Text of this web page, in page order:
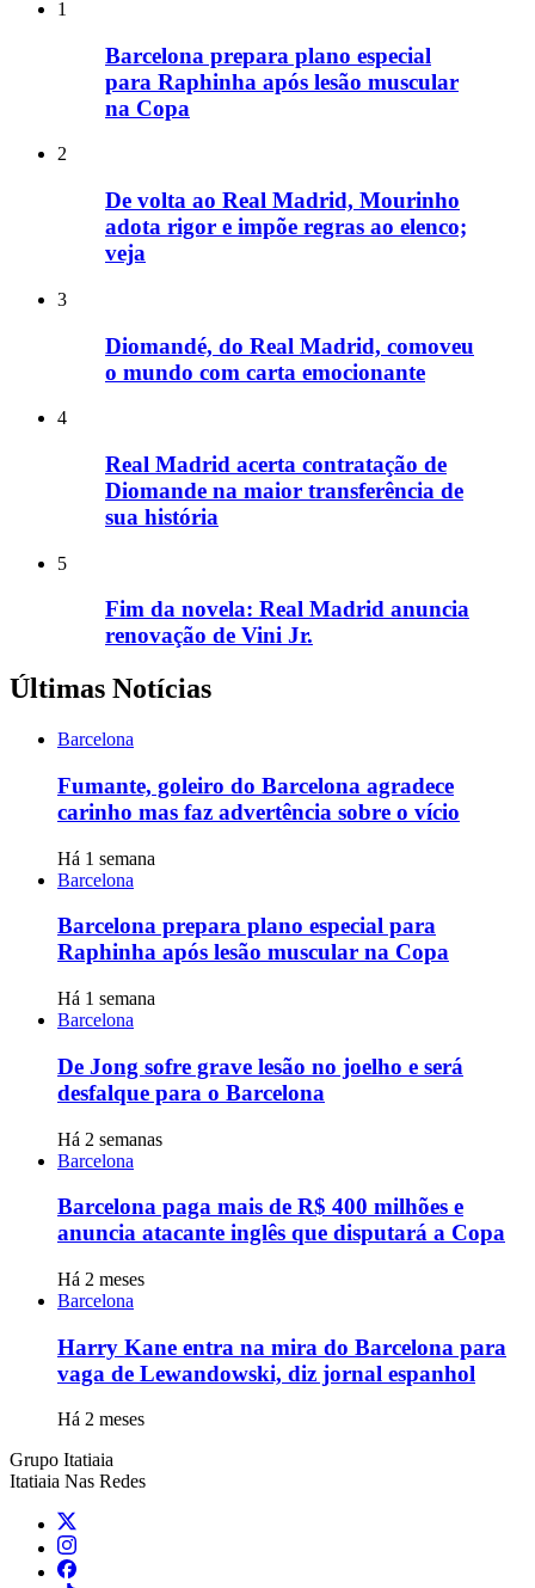
1
Barcelona prepara plano especial
para Raphinha após lesão muscular
na Copa
2
De volta ao Real Madrid, Mourinho
adota rigor e impõe regras ao elenco;
veja
3
Diomandé, do Real Madrid, comoveu
o mundo com carta emocionante
4
Real Madrid acerta contratação de
Diomande na maior transferência de
sua história
5
Fim da novela: Real Madrid anuncia
renovação de Vini Jr.
Últimas Notícias
Barcelona
Fumante, goleiro do Barcelona agradece
carinho mas faz advertência sobre o vício
Há 1 semana
Barcelona
Barcelona prepara plano especial para
Raphinha após lesão muscular na Copa
Há 1 semana
Barcelona
De Jong sofre grave lesão no joelho e será
desfalque para o Barcelona
Há 2 semanas
Barcelona
Barcelona paga mais de R$ 400 milhões e
anuncia atacante inglês que disputará a Copa
Há 2 meses
Barcelona
Harry Kane entra na mira do Barcelona para
vaga de Lewandowski, diz jornal espanhol
Há 2 meses
Grupo Itatiaia
Itatiaia Nas Redes